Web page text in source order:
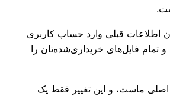
اطلاعات قبلی وارد حساب کاربری
تمام فایل‌های خریداری‌شده‌تان را
اصلی ماست، و این تغییر فقط یک